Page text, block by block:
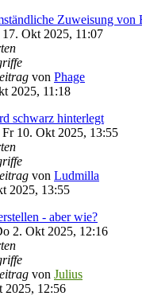
Zuweisung von
Okt 2025, 11:07
von Phage
2025, 11:18
schwarz hinterlegt
Fr 10. Okt 2025, 13:55
von Ludmilla
2025, 13:55
- aber wie?
2. Okt 2025, 12:16
von Julius
2025, 12:56